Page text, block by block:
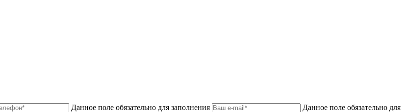
Данное поле обязательно для заполнения
Данное поле обязательно для